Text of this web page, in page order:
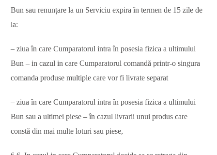
Bun sau renunțare la un Serviciu expira în termen de 15 zile de
la:
– ziua în care Cumparatorul intra în posesia fizica a ultimului
Bun – in cazul in care Cumparatorul comandă printr-o singura
comanda produse multiple care vor fi livrate separat
– ziua în care Cumparatorul intra în posesia fizica a ultimului
Bun sau a ultimei piese – în cazul livrarii unui produs care
constă din mai multe loturi sau piese,